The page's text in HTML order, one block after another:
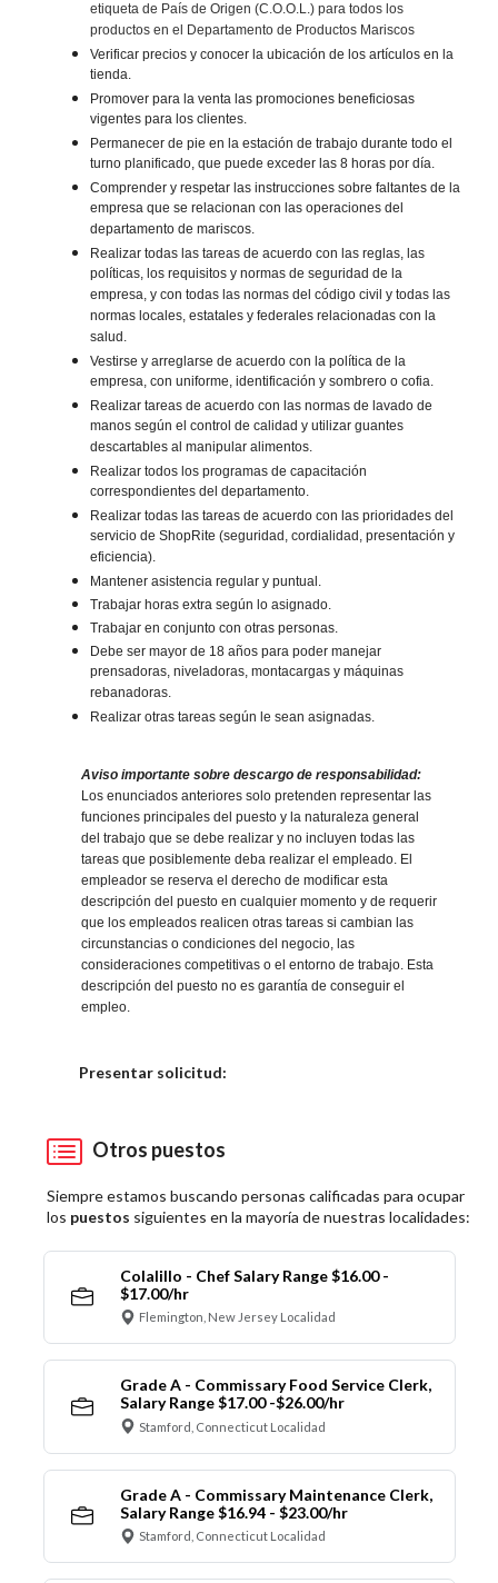
etiqueta de País de Origen (C.O.O.L.) para todos los
productos en el Departamento de Productos Mariscos
Verificar precios y conocer la ubicación de los artículos en la
tienda.
Promover para la venta las promociones beneficiosas
vigentes para los clientes.
Permanecer de pie en la estación de trabajo durante todo el
turno planificado, que puede exceder las 8 horas por día.
Comprender y respetar las instrucciones sobre faltantes de la
empresa que se relacionan con las operaciones del
departamento de mariscos.
Realizar todas las tareas de acuerdo con las reglas, las
políticas, los requisitos y normas de seguridad de la
empresa, y con todas las normas del código civil y todas las
normas locales, estatales y federales relacionadas con la
salud.
Vestirse y arreglarse de acuerdo con la política de la
empresa, con uniforme, identificación y sombrero o cofia.
Realizar tareas de acuerdo con las normas de lavado de
manos según el control de calidad y utilizar guantes
descartables al manipular alimentos.
Realizar todos los programas de capacitación
correspondientes del departamento.
Realizar todas las tareas de acuerdo con las prioridades del
servicio de ShopRite (seguridad, cordialidad, presentación y
eficiencia).
Mantener asistencia regular y puntual.
Trabajar horas extra según lo asignado.
Trabajar en conjunto con otras personas.
Debe ser mayor de 18 años para poder manejar
prensadoras, niveladoras, montacargas y máquinas
rebanadoras.
Realizar otras tareas según le sean asignadas.
Aviso importante sobre descargo de responsabilidad:
Los enunciados anteriores solo pretenden representar las
funciones principales del puesto y la naturaleza general
del trabajo que se debe realizar y no incluyen todas las
tareas que posiblemente deba realizar el empleado. El
empleador se reserva el derecho de modificar esta
descripción del puesto en cualquier momento y de requerir
que los empleados realicen otras tareas si cambian las
circunstancias o condiciones del negocio, las
consideraciones competitivas o el entorno de trabajo. Esta
descripción del puesto no es garantía de conseguir el
empleo.
Presentar solicitud:
Otros puestos
Siempre estamos buscando personas calificadas para ocupar
los puestos siguientes en la mayoría de nuestras localidades:
Colalillo - Chef Salary Range $16.00 -
$17.00/hr
Flemington, New Jersey Localidad
Grade A - Commissary Food Service Clerk,
Salary Range $17.00 -$26.00/hr
Stamford, Connecticut Localidad
Grade A - Commissary Maintenance Clerk,
Salary Range $16.94 - $23.00/hr
Stamford, Connecticut Localidad